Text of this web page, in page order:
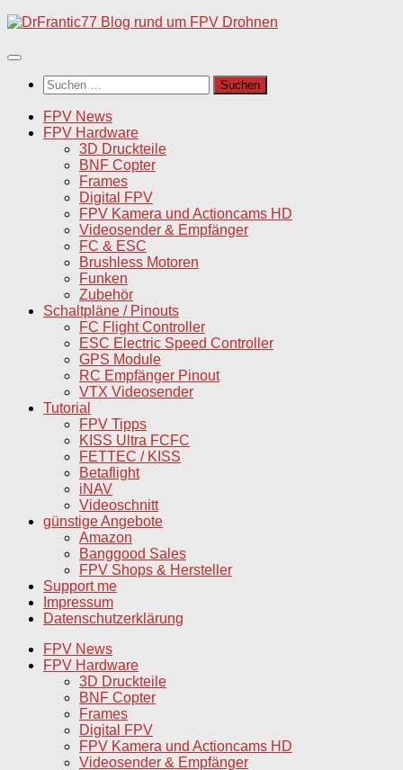
Unter
Inhalt
Suchen
nach:
FPV News
FPV Hardware
3D Druckteile
BNF Copter
Frames
Digital FPV
FPV Kamera und Actioncams HD
Videosender & Empfänger
FC & ESC
Brushless Motoren
Funken
Zubehör
Schaltpläne / Pinouts
FC Flight Controller
ESC Electric Speed Controller
GPS Module
RC Empfänger Pinout
VTX Videosender
Tutorial
FPV Tipps
KISS Ultra FCFC
FETTEC / KISS
Betaflight
iNAV
Videoschnitt
günstige Angebote
Amazon
Banggood Sales
FPV Shops & Hersteller
Support me
Impressum
Datenschutzerklärung
FPV News
FPV Hardware
3D Druckteile
BNF Copter
Frames
Digital FPV
FPV Kamera und Actioncams HD
Videosender & Empfänger